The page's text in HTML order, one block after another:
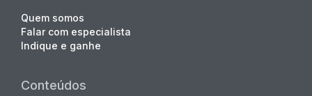
Quem somos
Falar com especialista
Indique e ganhe
Conteúdos